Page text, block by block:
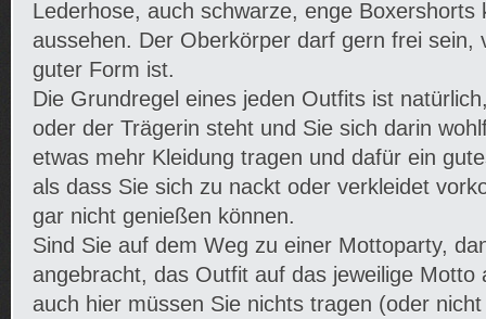
Lederhose, auch schwarze, enge Boxershorts
aussehen. Der Oberkörper darf gern frei sein,
guter Form ist.
Die Grundregel eines jeden Outfits ist
oder der Trägerin steht und Sie sich darin
etwas mehr Kleidung tragen und dafür ein
als dass Sie sich zu nackt oder verkleidet
gar nicht genießen können.
Sind Sie auf dem Weg zu einer Mottoparty,
angebracht, das Outfit auf das jeweilige Motto
auch hier müssen Sie nichts tragen (oder